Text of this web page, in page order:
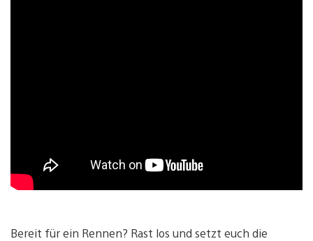
Bereit für ein Rennen? Rast los und setzt euch die